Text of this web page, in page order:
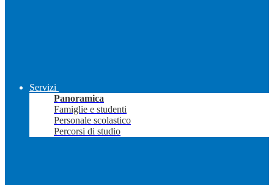
Servizi
Panoramica
Famiglie e studenti
Personale scolastico
Percorsi di studio